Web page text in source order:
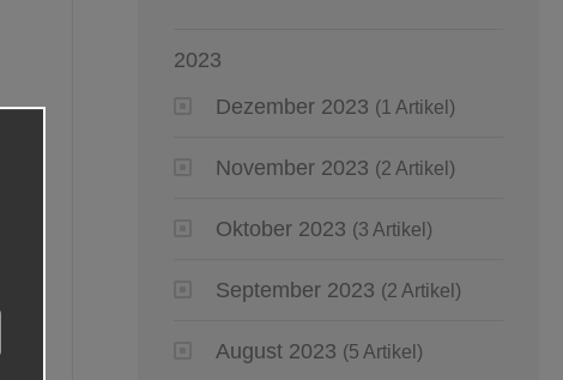
2023
Dezember 2023 (1 Artikel)
November 2023 (2 Artikel)
Oktober 2023 (3 Artikel)
September 2023 (2 Artikel)
August 2023 (5 Artikel)